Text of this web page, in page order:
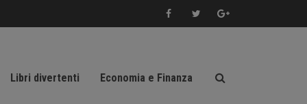
Libri divertenti Economia e Finanza